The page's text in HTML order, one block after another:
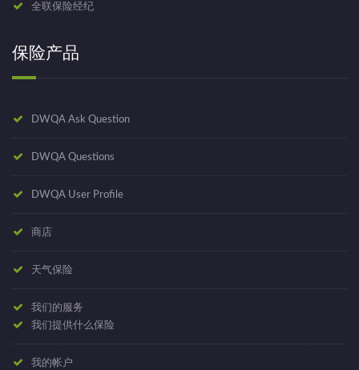
全联保险经纪
保险产品
DWQA Ask Question
DWQA Questions
DWQA User Profile
商店
天气保险
我们的服务
我们提供什么保险
我的帐户